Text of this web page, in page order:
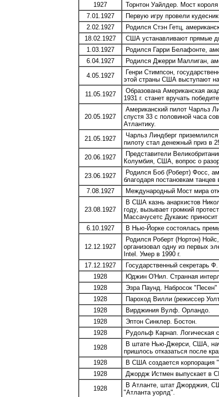
1927
Торнтон Уайлдер. Мост
7.01.1927
Первую игру провели
2.02.1927
Родился Стэн Гетц,
18.02.1927
США устанавливают прямые
1.03.1927
Родился Гарри Белафонте,
6.04.1927
Родился Джерри Маллиган,
4.05.1927
Генри Стимпсон,
этой страны США выступают
11.05.1927
Образована Американская
1931 г. станет вручать
20.05.1927
Американский пилот Чарльз
спустя 33 с половиной часа
Атлантику.
21.05.1927
Чарльз Линдберг
пилоту стал денежный приз в
20.06.1927
Представители
Колумбия, США, вопрос о
23.06.1927
Родился Боб (Роберт) Фосс,
благодаря постановкам
7.08.1927
Международный Мост мира
23.08.1927
В США казнь анархистов
году, вызывает громкий
Массачусетс Дукакис
6.10.1927
В Нью-Йорке состоялась
12.12.1927
Родился Роберт (Нортон)
организовал одну из первых
Intel. Умер в 1990 г.
17.12.1927
Государственный секретарь
1928
Юджин О'Нил. Странная
1928
Эзра Паунд. Набросок "Песен"
1928
Пароход Вилли (режиссер
1928
Вирджиния Вулф. Орландо.
1928
Эптон Синклер. Бостон.
1928
Рудольф Карнап. Логическая
1928
В штате Нью-Джерси, США,
пришлось отказаться после
1928
В США создается корпорация
1928
Джордж Истмен выпускает в
1928
В Атланте, штат Джорджия,
"Атланта уорлд".